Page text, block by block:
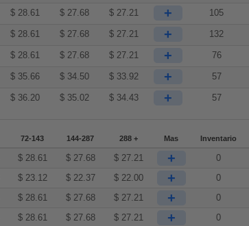
$ 28.61 $ 27.68 $ 27.21 + 105
$ 28.61 $ 27.68 $ 27.21 + 132
$ 28.61 $ 27.68 $ 27.21 + 76
$ 35.66 $ 34.50 $ 33.92 + 57
$ 36.20 $ 35.02 $ 34.43 + 57
72-143 144-287 288 + Mas Inventario
$ 28.61 $ 27.68 $ 27.21 +
0
$ 23.12 $ 22.37 $ 22.00 +
0
$ 28.61 $ 27.68 $ 27.21 +
0
$ 28.61 $ 27.68 $ 27.21 +
0